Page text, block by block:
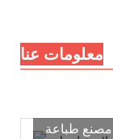
معلومات عنا
مصنع طباعة